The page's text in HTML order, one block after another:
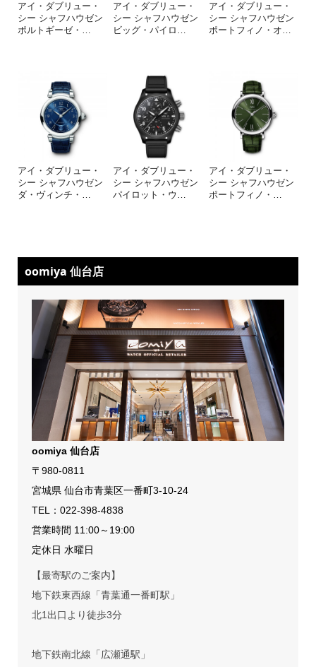
アイ・ダブリュー・
シー シャフハウゼン
ポルトギーゼ・​ …
アイ・ダブリュー・
シー シャフハウゼン
ビッグ・パイロ …
アイ・ダブリュー・
シー シャフハウゼン
ポートフィノ・オ…
アイ・ダブリュー・
シー シャフハウゼン
ダ・ヴィンチ・
アイ・ダブリュー・
シー シャフハウゼン
パイロット・ウ
アイ・ダブリュー・
シー シャフハウゼン
ポートフィノ・
oomiya 仙台店
oomiya 仙台店
〒980-0811
宮城県 仙台市青葉区一番町3-10-24
TEL： 022-398-4838
営業時間 11:00～19:00
定休日 水曜日
【最寄駅のご案内】
地下鉄東西線「青葉通一番町駅」
北1出口より徒歩3分
地下鉄南北線「広瀬通駅」